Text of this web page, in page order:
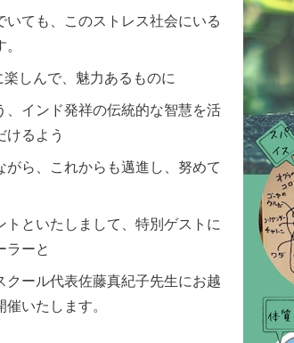
ても、このストレス社会にいる
楽しんで、魅力あるものに
、インド発祥の伝統的な智慧を活
けるよう
ら、これからも邁進し、努めて
といたしまして、特別ゲストに
ーと
ール代表佐藤真紀子先生にお越
いたします。